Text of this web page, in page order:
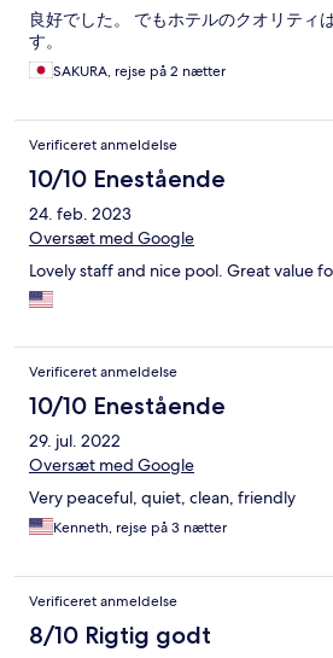
良好でした。 でもホテルのクオリティ
す。
SAKURA, rejse på 2 nætter
Verificeret anmeldelse
10/10 Enestående
24. feb. 2023
Oversæt med Google
Lovely staff and nice pool. Great value
Verificeret anmeldelse
10/10 Enestående
29. jul. 2022
Oversæt med Google
Very peaceful, quiet, clean, friendly
Kenneth, rejse på 3 nætter
Verificeret anmeldelse
8/10 Rigtig godt